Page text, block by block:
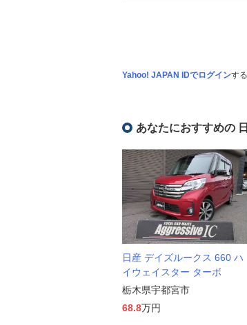
Yahoo! JAPAN IDでログインす
あなたにおすすめの
日産 デイズルークス 660 ハ
イウェイスター ターボ
栃木県宇都宮市
68.8万円